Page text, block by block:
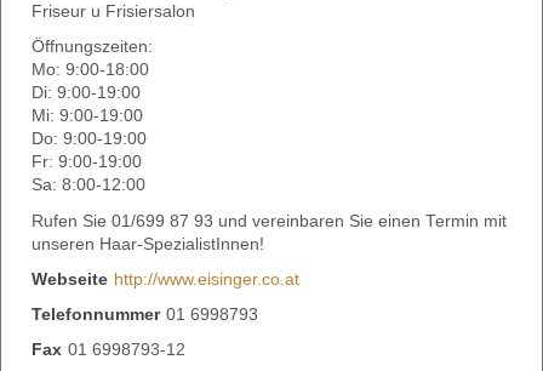
Friseur u Frisiersalon
Öffnungszeiten:
Mo: 9:00-18:00
Di: 9:00-19:00
Mi: 9:00-19:00
Do: 9:00-19:00
Fr: 9:00-19:00
Sa: 8:00-12:00
Rufen Sie 01/699 87 93 und vereinbaren Sie einen Termin mit
unseren Haar-SpezialistInnen!
Webseite http://www.eisinger.co.at
Telefonnummer 01 6998793
Fax 01 6998793-12